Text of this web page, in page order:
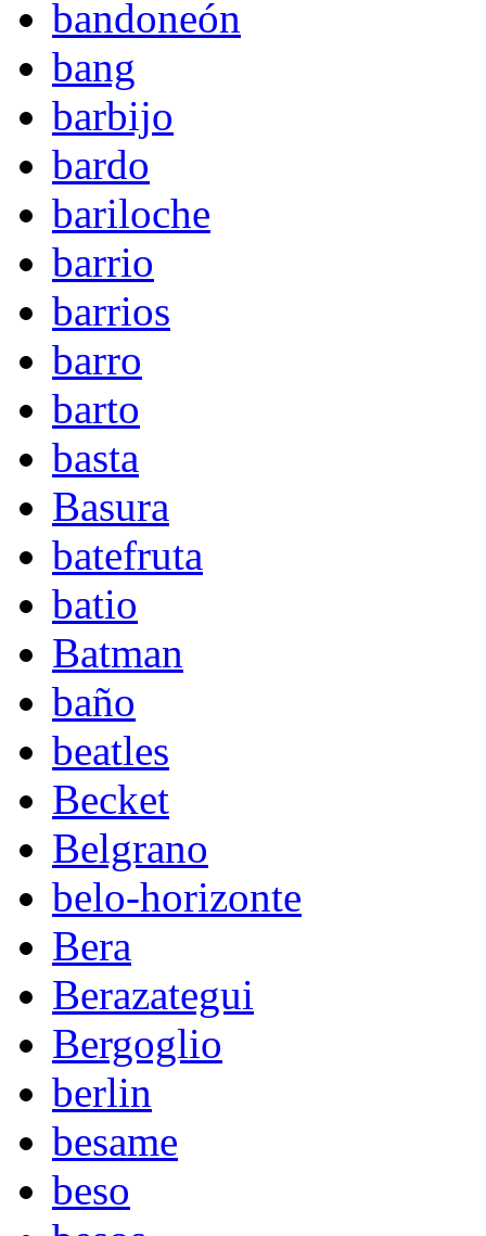
bandoneón
bang
barbijo
bardo
bariloche
barrio
barrios
barro
barto
basta
Basura
batefruta
batio
Batman
baño
beatles
Becket
Belgrano
belo-horizonte
Bera
Berazategui
Bergoglio
berlin
besame
beso